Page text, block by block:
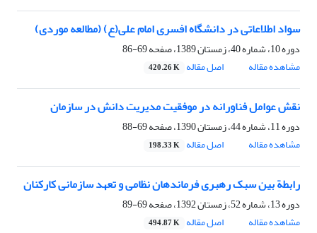
سواد اطلاعاتی در دانشگاه افسری امام علی(ع) (مطالعه موردی)
دوره 10، شماره 40، زمستان 1389، صفحه
69-86
مشاهده مقاله
اصل مقاله 420.26 K
نقش عوامل فناورانه در موفقیت مدیریت دانش در سازمان
دوره 11، شماره 44، زمستان 1390، صفحه
69-88
مشاهده مقاله
اصل مقاله 198.33 K
رابطة بین سبک رهبری فرماندهان نظامی و تعهد سازمانی کارکنان
دوره 13، شماره 52، زمستان 1392، صفحه
69-89
مشاهده مقاله
اصل مقاله 494.87 K